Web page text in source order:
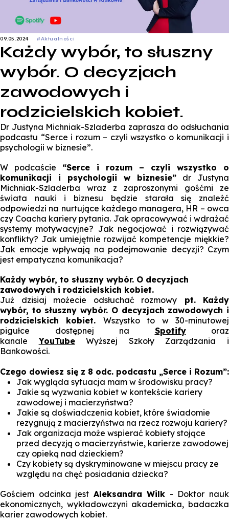
09.05.2024 #Aktualności
Każdy wybór, to słuszny
wybór. O decyzjach
zawodowych i
rodzicielskich kobiet.
Dr Justyna Michniak-Szladerba zaprasza do odsłuchania
podcastu “Serce i rozum – czyli wszystko o komunikacji i
psychologii w biznesie”.
W podcaście “Serce i rozum – czyli wszystko o
komunikacji i psychologii w biznesie” dr Justyna
Michniak-Szladerba wraz z zaproszonymi gośćmi ze
świata nauki i biznesu będzie starała się znaleźć
odpowiedzi na nurtujące każdego managera, HR – owca
czy Coacha kariery pytania. Jak opracowywać i wdrażać
systemy motywacyjne? Jak negocjować i rozwiązywać
konflikty? Jak umiejętnie rozwijać kompetencje miękkie?
Jak emocje wpływają na podejmowanie decyzji? Czym
jest empatyczna komunikacja?
Każdy wybór, to słuszny wybór. O decyzjach
zawodowych i rodzicielskich kobiet.
Już dzisiaj możecie odsłuchać rozmowy pt. Każdy
wybór, to słuszny wybór. O decyzjach zawodowych i
rodzicielskich kobiet. Wszystko to w 30-minutowej
pigułce dostępnej na Spotifyoraz
kanaleYouTubeWyższej Szkoły Zarządzania i
Bankowości.
Czego dowiesz się z 8 odc. podcastu „Serce i Rozum”:
Jak wygląda sytuacja mam w środowisku pracy?
Jakie są wyzwania kobiet w kontekście kariery
zawodowej i macierzyństwa?
Jakie są doświadczenia kobiet, które świadomie
rezygnują z macierzyństwa na rzecz rozwoju kariery?
Jak organizacja może wspierać kobiety stojące
przed decyzją o macierzyństwie, karierze zawodowej
czy opieką nad dzieckiem?
Czy kobiety są dyskryminowane w miejscu pracy ze
względu na chęć posiadania dziecka?
Gościem odcinka jest Aleksandra Wilk - Doktor nauk
ekonomicznych, wykładowczyni akademicka, badaczka
karier zawodowych kobiet.